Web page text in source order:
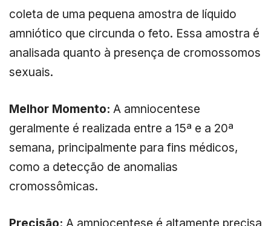
coleta de uma pequena amostra de líquido
amniótico que circunda o feto. Essa amostra é
analisada quanto à presença de cromossomos
sexuais.
Melhor Momento: A amniocentese
geralmente é realizada entre a 15ª e a 20ª
semana, principalmente para fins médicos,
como a detecção de anomalias
cromossômicas.
Precisão: A amniocentese é altamente precisa